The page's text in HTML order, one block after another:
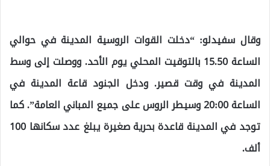
وقال سفيدلو: “دخلت القوات الروسية المدينة في حوالي
الساعة 15.50 بالتوقيت المحلي يوم الأحد. ووصلت إلى وسط
المدينة في وقت قصير. ودخل الجنود قاعة المدينة في
الساعة 20:00 وسيطر الروس على جميع المباني العامة”. كما
توجد في المدينة قاعدة بحرية صغيرة يبلغ عدد سكانها 100
ألف.